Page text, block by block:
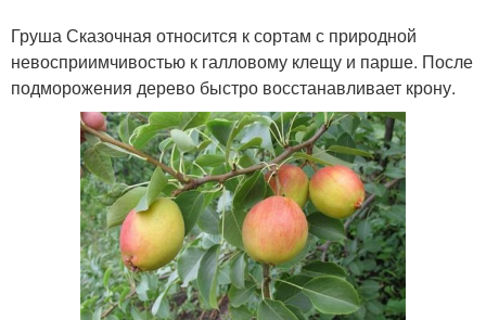
Груша Сказочная относится к сортам с природной
невосприимчивостью к галловому клещу и парше. После
подморожения дерево быстро восстанавливает крону.